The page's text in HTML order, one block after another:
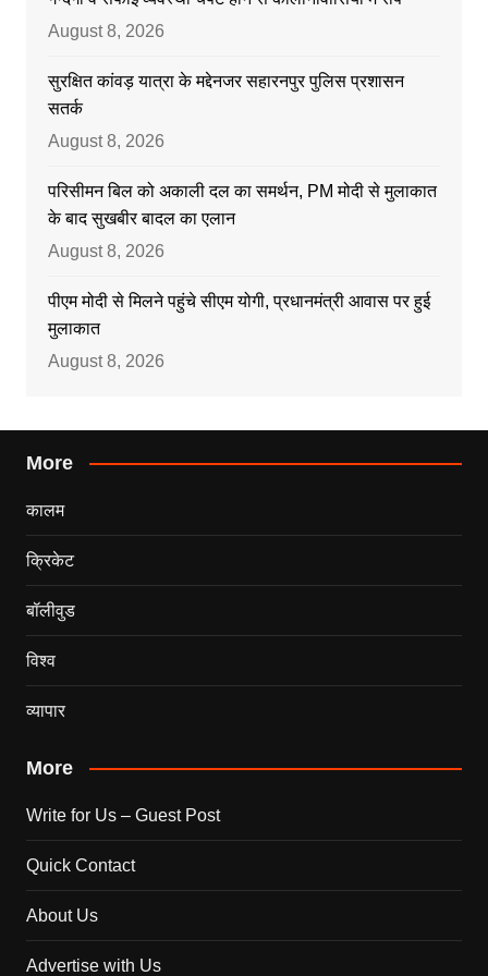
August 8, 2026
सुरक्षित कांवड़ यात्रा के मद्देनजर सहारनपुर पुलिस प्रशासन
सतर्क
August 8, 2026
परिसीमन बिल को अकाली दल का समर्थन, PM मोदी से मुलाकात
के बाद सुखबीर बादल का एलान
August 8, 2026
पीएम मोदी से मिलने पहुंचे सीएम योगी, प्रधानमंत्री आवास पर हुई
मुलाकात
August 8, 2026
More
कालम
क्रिकेट
बॉलीवुड
विश्व
व्यापार
More
Write for Us – Guest Post
Quick Contact
About Us
Advertise with Us